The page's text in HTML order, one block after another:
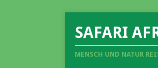
SAFARI
MENSCH UND NATUR